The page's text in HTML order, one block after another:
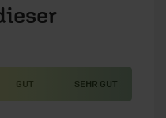
GUT SEHR GUT